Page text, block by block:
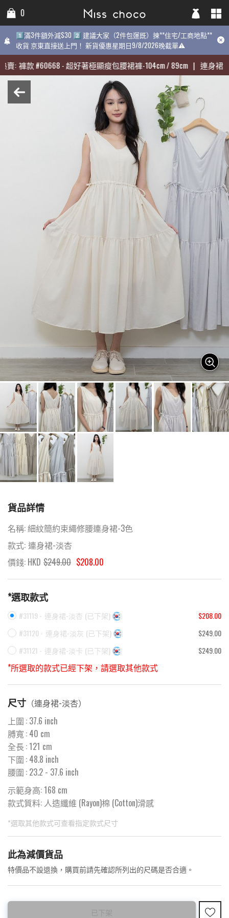
0
1️⃣滿3件額外減$30 2️⃣ 建議大家（2件包運既）揀**住宅/工商地點**
收貨 京東直接送上門！ 新貨優惠星期日9/8/2026晚截單⚠️
: 褲款#60668-超好著極顯瘦包腰裙褲-104cm / 89cm | 連身裙#
0
1️⃣滿3件額外減$30 2️⃣ 建議大家（2件包運既）揀**住宅/工商地點**
收貨 京東直接送上門！ 新貨優惠星期日9/8/2026晚截單⚠️
: 褲款#60668-超好著極顯瘦包腰裙褲-104cm / 89cm | 連身裙#
1️⃣滿3件額外減$30 2️⃣ 建議大家（2件包運既）揀**住宅/工商地點**
9/8/2026晚截單⚠️
期最熱賣: 褲款#60668-超好著極顯瘦包腰裙褲-104cm / 89cm |
貨品詳情
名稱:細紋簡約束繩修腰連身裙-3色
款式: 連身裙-淡杏
價錢: HKD $249.00 $208.00
*選取款式
#31119 - 連身裙-淡杏 (已下架)
$208.00
#31120 - 連身裙-淡灰 (已下架)
$249.00
#31121 - 連身裙-淡卡 (已下架) $249.00
*所選取的款式已經下架，請選取其他款式
尺寸 （連身裙-淡杏）
上圍 : 37.6 inch
膊寬 : 40 cm
全長 :121 cm
下圍 : 48.8 inch
腰圍 : 23.2 - 37.6 inch
示範身高: 168 cm
款式質料: 人造纖維 (Rayon)棉 (Cotton)滑感
*選取其他款式可查看指定款式尺寸
此為預購品
<預購款>因為韓國東大門8月暑假關係， 預購款會於8月18日
後才陸續返貨⚠️
此為減價貨品
特價品不設退換，購買前請先確認所列出的尺碼是否合適。
已下架